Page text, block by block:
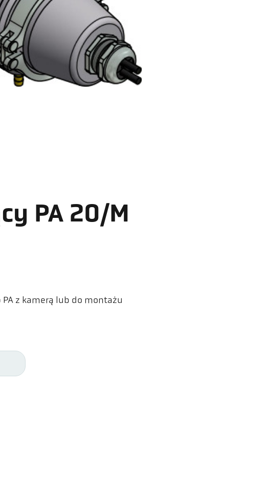
PA 20/M
PA z kamerą lub do montażu